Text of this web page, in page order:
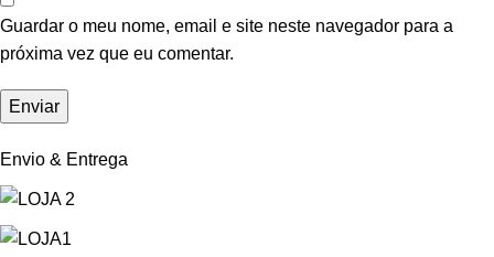
Guardar o meu nome, email e site neste navegador para a
próxima vez que eu comentar.
Envio & Entrega